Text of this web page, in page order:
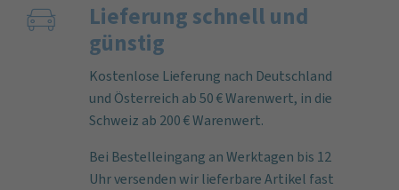
Lieferung schnell und
günstig
Kostenlose Lieferung nach Deutschland
und Österreich ab 50 € Warenwert, in die
Schweiz ab 200 € Warenwert.
Bei Bestelleingang an Werktagen bis 12
Uhr versenden wir lieferbare Artikel fast